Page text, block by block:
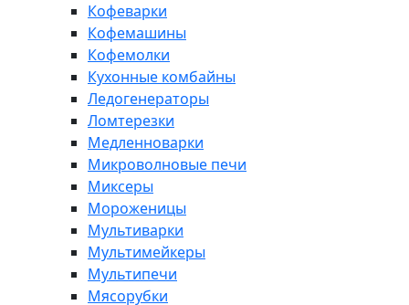
Кофеварки
Кофемашины
Кофемолки
Кухонные комбайны
Ледогенераторы
Ломтерезки
Медленноварки
Микроволновые печи
Миксеры
Мороженицы
Мультиварки
Мультимейкеры
Мультипечи
Мясорубки